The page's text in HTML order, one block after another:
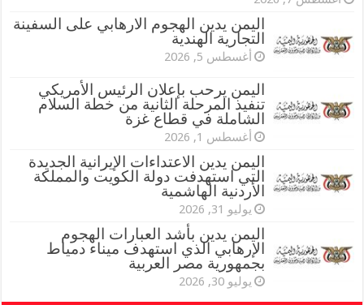
اليمن يدين الهجوم الارهابي على السفينة
التجارية الهندية
أغسطس 5, 2026
اليمن يرحب بإعلان الرئيس الأمريكي
تنفيذ المرحلة الثانية من خطة السلام
الشاملة في قطاع غزة
أغسطس 1, 2026
اليمن يدين الاعتداءات الإيرانية الجديدة
التي استهدفت دولة الكويت والمملكة
الأردنية الهاشمية
يوليو 31, 2026
اليمن يدين بأشد العبارات الهجوم
الإرهابي الذي استهدف ميناء دمياط
بجمهورية مصر العربية
يوليو 30, 2026